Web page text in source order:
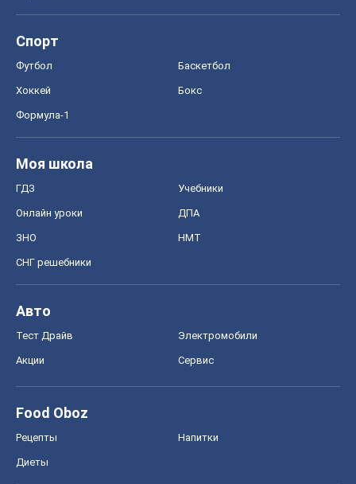
Спорт
Футбол Баскетбол
Хоккей Бокс
Формула-1
Моя школа
ГДЗ Учебники
Онлайн уроки ДПА
ЗНО НМТ
СНГ решебники
Авто
Тест Драйв Электромобили
Акции Сервис
Food Oboz
Рецепты Напитки
Диеты